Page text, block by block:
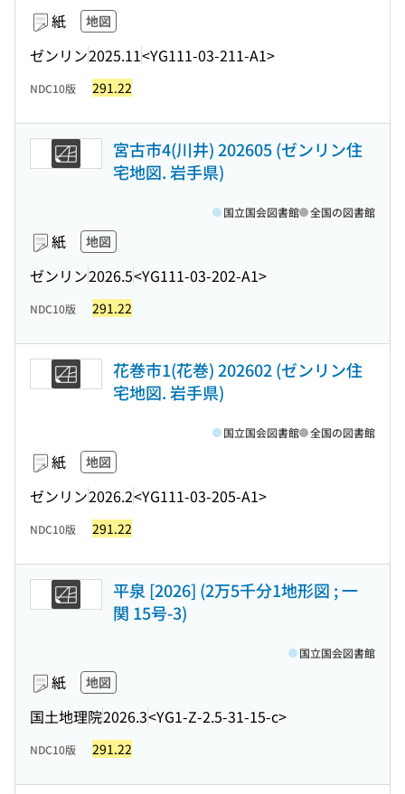
紙 地図
ゼンリン2025.11<YG111-03-211-A1>
NDC10版 291.22
宮古市4(川井) 202605 (ゼンリン住
宅地図. 岩手県)
紙 地図
ゼンリン2026.5<YG111-03-202-A1>
国立国会図書館 全国の図書館
NDC10版 291.22
花巻市1(花巻) 202602 (ゼンリン住
宅地図. 岩手県)
紙 地図
ゼンリン2026.2<YG111-03-205-A1>
国立国会図書館 全国の図書館
NDC10版 291.22
平泉 [2026] (2万5千分1地形図 ; 一
関 15号-3)
紙 地図
国土地理院2026.3<YG1-Z-2.5-31-15-c>
国立国会図書館
NDC10版 291.22